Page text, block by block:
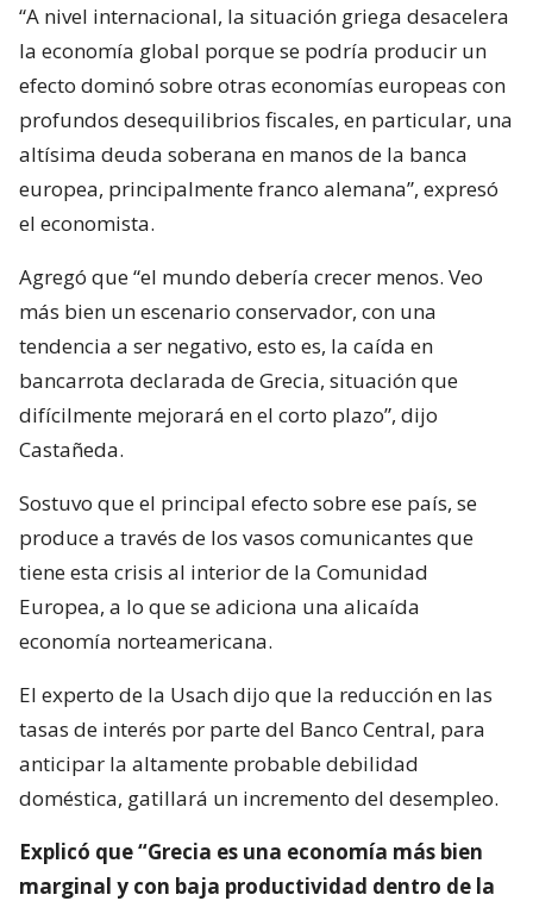
“A nivel internacional, la situación griega desacelera
la economía global porque se podría producir un
efecto dominó sobre otras economías europeas con
profundos desequilibrios fiscales, en particular, una
altísima deuda soberana en manos de la banca
europea, principalmente franco alemana”, expresó
el economista.
Agregó que “el mundo debería crecer menos. Veo
más bien un escenario conservador, con una
tendencia a ser negativo, esto es, la caída en
bancarrota declarada de Grecia, situación que
difícilmente mejorará en el corto plazo”, dijo
Castañeda.
Sostuvo que el principal efecto sobre ese país, se
produce a través de los vasos comunicantes que
tiene esta crisis al interior de la Comunidad
Europea, a lo que se adiciona una alicaída
economía norteamericana.
El experto de la Usach dijo que la reducción en las
tasas de interés por parte del Banco Central, para
anticipar la altamente probable debilidad
doméstica, gatillará un incremento del desempleo.
Explicó que “Grecia es una economía más bien
marginal y con baja productividad dentro de la